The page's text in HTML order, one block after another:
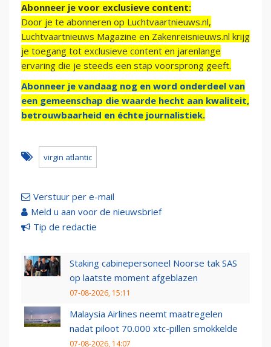
Abonneer je voor exclusieve content:
Door je te abonneren op Luchtvaartnieuws.nl,
Luchtvaartnieuws Magazine en Zakenreisnieuws.nl krijg
je toegang tot exclusieve content en jarenlange
ervaring die je steeds een stap voorsprong geeft.
Abonneer je vandaag nog en word onderdeel van
een gemeenschap die waarde hecht aan kwaliteit,
betrouwbaarheid en échte journalistiek.
virgin atlantic
Verstuur per e-mail
Meld u aan voor de nieuwsbrief
Tip de redactie
Staking cabinepersoneel Noorse tak SAS
op laatste moment afgeblazen
07-08-2026, 15:11
Malaysia Airlines neemt maatregelen
nadat piloot 70.000 xtc-pillen smokkelde
07-08-2026, 14:07